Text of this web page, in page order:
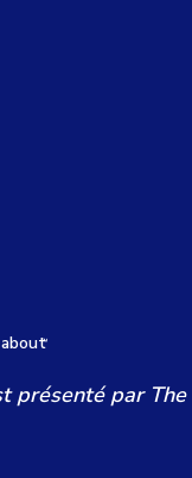
présenté par The